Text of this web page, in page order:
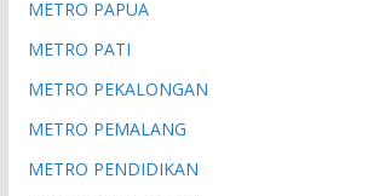
METRO PAPUA
METRO PATI
METRO PEKALONGAN
METRO PEMALANG
METRO PENDIDIKAN